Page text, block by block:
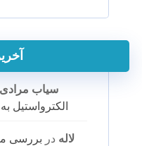
سیاب مرادی
الکترواستیل
لاله در بررسی